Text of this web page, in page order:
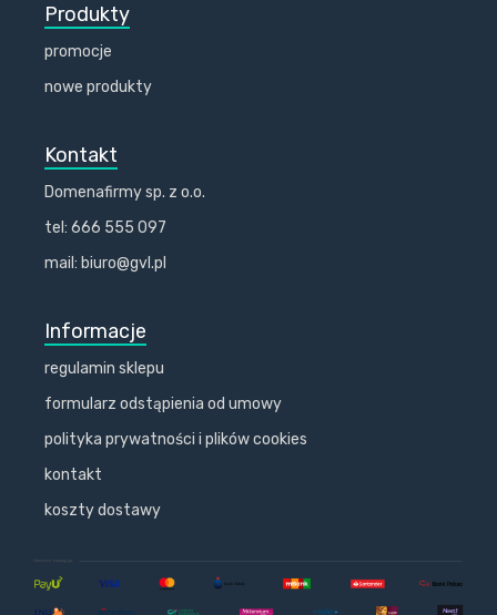
Produkty
promocje
nowe produkty
Kontakt
Domenafirmy sp. z o.o.
tel: 666 555 097
mail: biuro@gvl.pl
Informacje
regulamin sklepu
formularz odstąpienia od umowy
polityka prywatności i plików cookies
kontakt
koszty dostawy